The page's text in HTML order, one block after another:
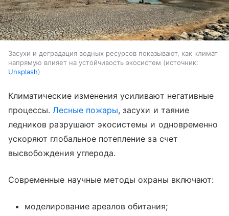
Засухи и деградация водных ресурсов показывают, как климат
напрямую влияет на устойчивость экосистем
источник:
Unsplash
Климатические изменения усиливают негативные
процессы.Лесные пожары, засухи и таяние
ледников разрушают экосистемы и одновременно
ускоряют глобальное потепление за счет
высвобождения углерода.
Современные научные методы охраны включают:
моделирование ареалов обитания;